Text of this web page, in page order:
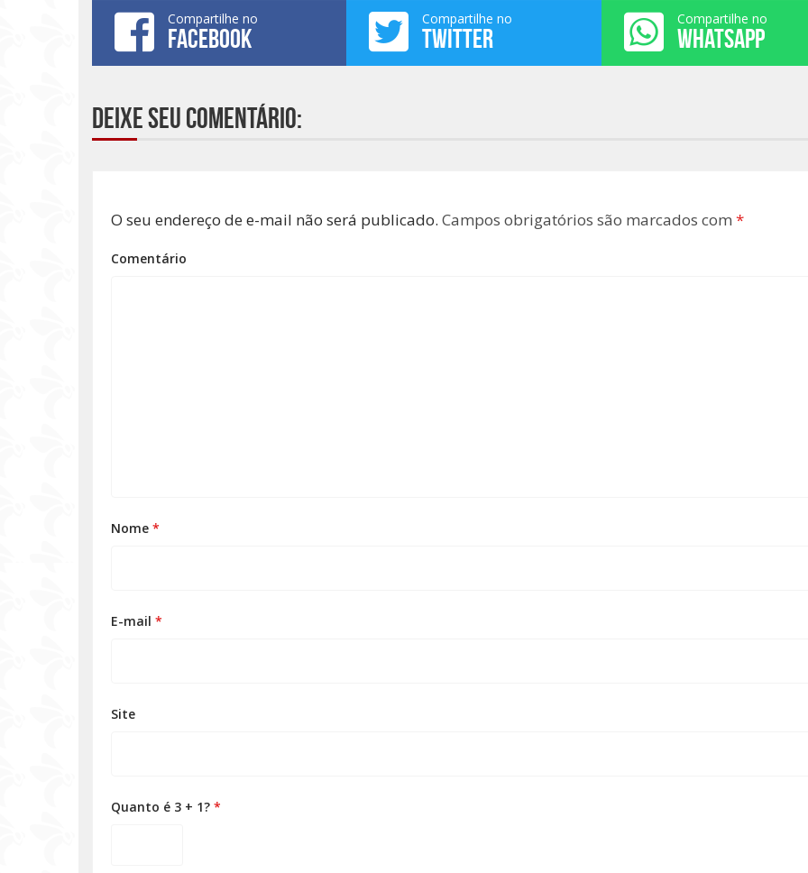
Compartilhe no
FACEBOOK
Compartilhe no
TWITTER
Compartilhe no
WHATSAPP
Deixe seu comentário:
O seu endereço de e-mail não será publicado. Campos obrigatórios são marcados com *
Comentário
Nome *
E-mail *
Site
Quanto é 3 + 1? *